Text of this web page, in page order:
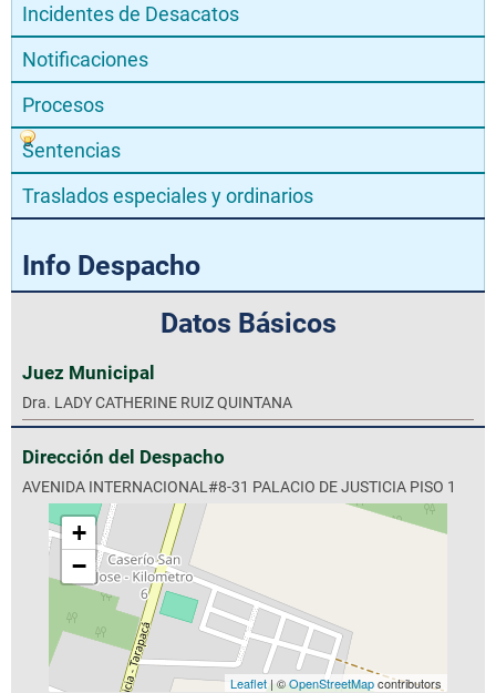
Incidentes de Desacatos
Notificaciones
Procesos
Sentencias
Traslados especiales y ordinarios
Info Despacho
Datos Básicos
Juez Municipal
Dra. LADY CATHERINE RUIZ QUINTANA
Dirección del Despacho
AVENIDA INTERNACIONAL#8-31 PALACIO DE JUSTICIA PISO 1
+
−
Leaflet| ©OpenStreetMapcontributors